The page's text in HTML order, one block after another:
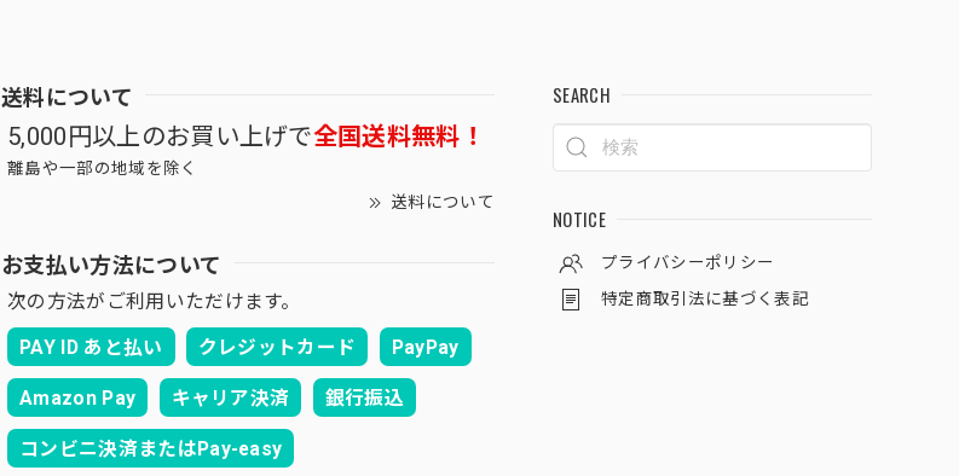
送料について
5,000円以上のお買い上げで全国送料無料！
離島や一部の地域を除く
送料について
お支払い方法について
次の方法がご利用いただけます。
PAY ID あと払い
クレジットカード PayPay
Amazon Pay キャリア決済 銀行振込
コンビニ決済またはPay-easy
SEARCH
NOTICE
プライバシーポリシー
特定商取引法に基づく表記